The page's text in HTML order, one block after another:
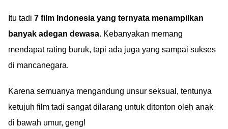
Itu tadi 7 film Indonesia yang ternyata menampilkan
banyak adegan dewasa. Kebanyakan memang
mendapat rating buruk, tapi ada juga yang sampai sukses
di mancanegara.
Karena semuanya mengandung unsur seksual, tentunya
ketujuh film tadi sangat dilarang untuk ditonton oleh anak
di bawah umur, geng!